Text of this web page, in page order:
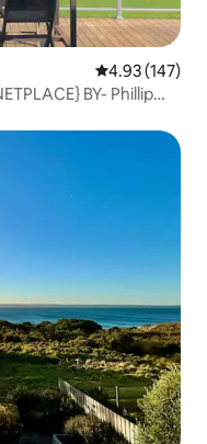
Rating medju
4.93 (147)
BY- Phillip